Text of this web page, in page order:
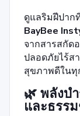
ดูแลริมฝีปาก
BayBee
จากสารสกัด
ปลอดภัยไร้ส
สุขภาพดีในทุ
🌿 พลังบ
และธรร